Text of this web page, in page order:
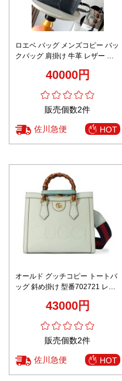
ロエベ バッグ メンズコピー バッ
クバッグ 肩掛け 牛革 レザー 大
40000円
販売個数2件
佐川急便 HOT
オールド グッチコピー トートバ
ッグ 斜め掛け 型番702721 レデ
43000円
販売個数2件
佐川急便 HOT